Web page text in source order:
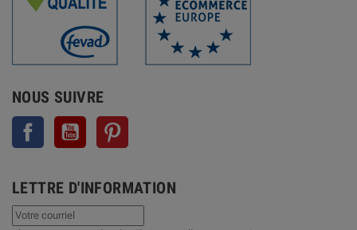
NOUS SUIVRE
Facebook YouTube
LETTRE D'INFORMATION